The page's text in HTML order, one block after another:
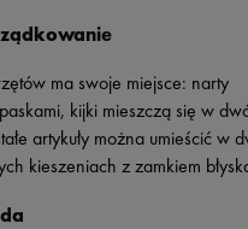
ma swoje miejsce: narty
kijki mieszczą się w
artykuły można umieścić w
kieszeniach z zamkiem